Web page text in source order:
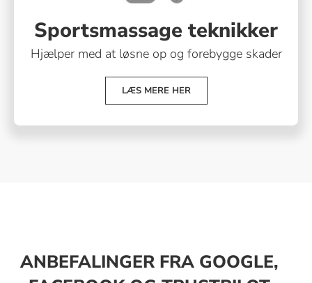
Sportsmassage teknikker
Hjælper med at løsne op og forebygge skader
LÆS MERE HER
ANBEFALINGER FRA GOOGLE,